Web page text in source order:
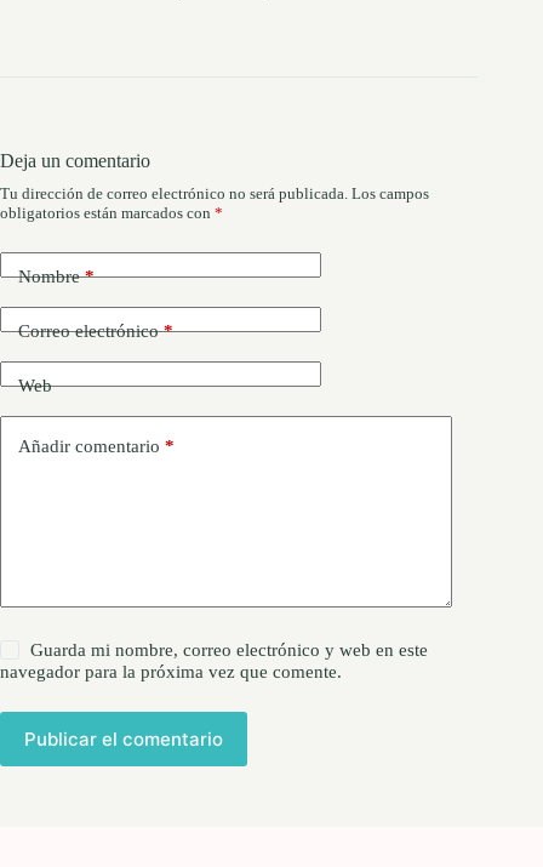
Deja un comentario
Tu dirección de correo electrónico no será publicada. Los campos
obligatorios están marcados con *
Nombre*
Correo electrónico*
Web
Añadir comentario *
Guarda mi nombre, correo electrónico y web en este
navegador para la próxima vez que comente.
Publicar el comentario